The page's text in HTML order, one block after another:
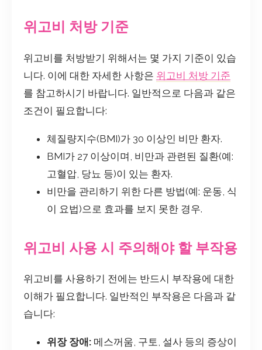
위고비 처방 기준
위고비를 처방받기 위해서는 몇 가지 기준이 있습
니다. 이에 대한 자세한 사항은 위고비 처방 기준
를 참고하시기 바랍니다. 일반적으로 다음과 같은
조건이 필요합니다:
체질량지수(BMI)가 30 이상인 비만 환자.
BMI가 27 이상이며, 비만과 관련된 질환(예:
고혈압, 당뇨 등)이 있는 환자.
비만을 관리하기 위한 다른 방법(예: 운동, 식
이 요법)으로 효과를 보지 못한 경우.
위고비 사용 시 주의해야 할 부작용
위고비를 사용하기 전에는 반드시 부작용에 대한
이해가 필요합니다. 일반적인 부작용은 다음과 같
습니다:
위장 장애: 메스꺼움, 구토, 설사 등의 증상이